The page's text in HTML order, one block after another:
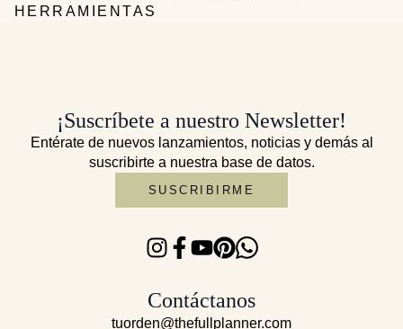
HERRAMIENTAS
¡Suscríbete a nuestro Newsletter!
Entérate de nuevos lanzamientos, noticias y demás al
suscribirte a nuestra base de datos.
SUSCRIBIRME
Contáctanos
tuorden@thefullplanner.com